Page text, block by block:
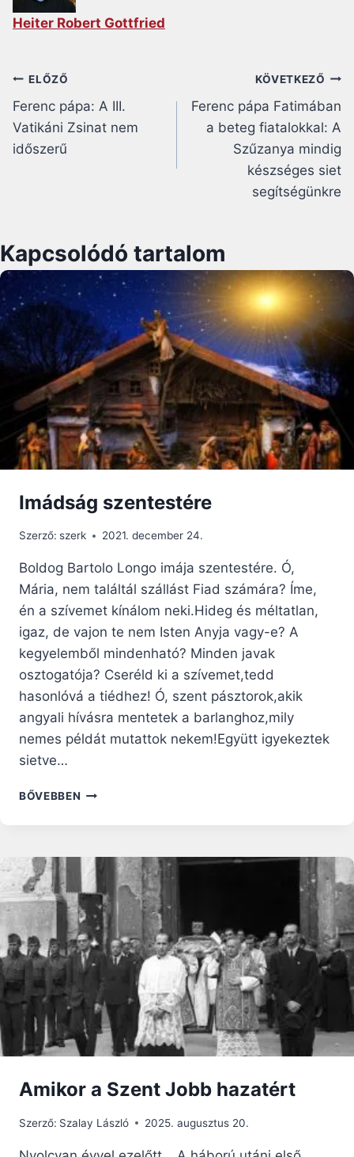
Heiter Robert Gottfried
Bejegyzés
navigáció
ELŐZŐ
Ferenc pápa: A III.
Vatikáni Zsinat nem
időszerű
KÖVETKEZŐ
Ferenc pápa Fatimában
a beteg fiatalokkal: A
Szűzanya mindig
készséges siet
segítségünkre
Kapcsolódó tartalom
Imádság szentestére
Szerző: szerk 2021. december 24.
Boldog Bartolo Longo imája szentestére. Ó,
Mária, nem találtál szállást Fiad számára? Íme,
én a szívemet kínálom neki.Hideg és méltatlan,
igaz, de vajon te nem Isten Anyja vagy-e? A
kegyelemből mindenható? Minden javak
osztogatója? Cseréld ki a szívemet,tedd
hasonlóvá a tiédhez! Ó, szent pásztorok,akik
angyali hívásra mentetek a barlanghoz,mily
nemes példát mutattok nekem!Együtt igyekeztek
sietve…
BŐVEBBEN IMÁDSÁG
Amikor a Szent Jobb hazatért
Szerző: Szalay László 2025. augusztus 20.